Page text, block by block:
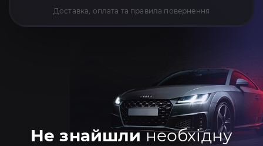
Доставка, оплата та правила повернення
Не знайшлинеобхідну